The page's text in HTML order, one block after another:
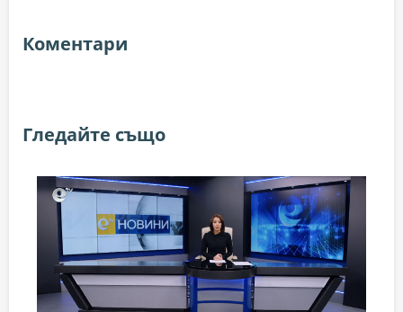
Коментари
Гледайте също